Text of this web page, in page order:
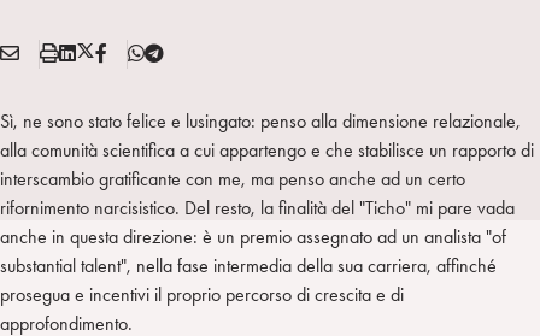
Condividi:
E
A
L
S
a
L
n
X
w
e
F
T
l
e
Sì, ne sono stato felice e lusingato: penso alla dimensione relazionale,
alla comunità scientifica a cui appartengo e che stabilisce un rapporto di
interscambio gratificante con me, ma penso anche ad un certo
rifornimento narcisistico. Del resto, la finalità del "Ticho" mi pare vada
anche in questa direzione: è un premio assegnato ad un analista "of
substantial talent", nella fase intermedia della sua carriera, affinché
prosegua e incentivi il proprio percorso di crescita e di
approfondimento.